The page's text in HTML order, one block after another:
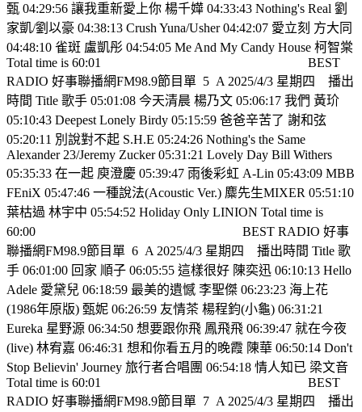
甄 04:29:56 讓我重新愛上你 楊千嬅 04:33:43 Nothing's Real 劉
家凱/劉以豪 04:38:13 Crush Yuna/Usher 04:42:07 愛立刻 方大同
04:48:10 雀斑 盧凱彤 04:54:05 Me And My Candy House 柯智棠
Total time is 60:01
BEST
RADIO 好事聯播網FM98.9節目單 5 A 2025/4/3 星期四
播出
時間 Title 歌手 05:01:08 今天清晨 楊乃文 05:06:17 我們 黃玠
05:10:43 Deepest Lonely Birdy 05:15:59 爸爸辛苦了 謝和弦
05:20:11 別說對不起 S.H.E 05:24:26 Nothing's the Same
Alexander 23/Jeremy Zucker 05:31:21 Lovely Day Bill Withers
05:35:33 在一起 庾澄慶 05:39:47 雨後彩虹 A-Lin 05:43:09 MBB
FEniX 05:47:46 一種說法(Acoustic Ver.) 麋先生MIXER 05:51:10
葉枯過 林宇中 05:54:52 Holiday Only LINION Total time is
60:00
BEST RADIO 好事
聯播網FM98.9節目單 6 A 2025/4/3 星期四
播出時間 Title 歌
手 06:01:00 回家 順子 06:05:55 這樣很好 陳奕迅 06:10:13 Hello
Adele 愛黛兒 06:18:59 最美的遺憾 李聖傑 06:23:23 海上花
(1986年原版) 甄妮 06:26:59 友情茶 楊程鈞(小龜) 06:31:21
Eureka 星野源 06:34:50 想要跟你飛 鳳飛飛 06:39:47 就在今夜
(live) 林宥嘉 06:46:31 想和你看五月的晚霞 陳華 06:50:14 Don't
Stop Believin' Journey 旅行者合唱團 06:54:18 情人知已 梁文音
Total time is 60:01
BEST
RADIO 好事聯播網FM98.9節目單 7 A 2025/4/3 星期四
播出